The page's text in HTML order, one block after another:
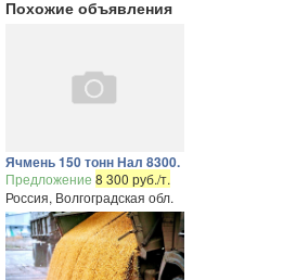
Похожие объявления
Ячмень 150 тонн Нал 8300.
Предложение 8 300 руб./т.
Россия, Волгоградская обл.